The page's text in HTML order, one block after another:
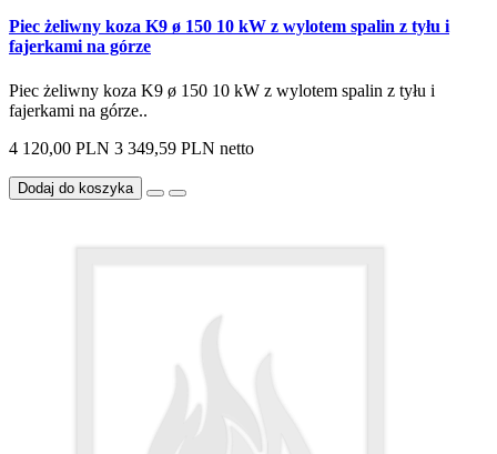
Piec żeliwny koza K9 ø 150 10 kW z wylotem spalin z tyłu i
fajerkami na górze
Piec żeliwny koza K9 ø 150 10 kW z wylotem spalin z tyłu i
fajerkami na górze..
4 120,00 PLN 3 349,59 PLN netto
Dodaj do koszyka